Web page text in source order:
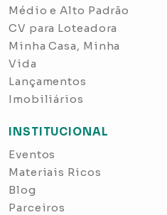
Médio e Alto Padrão
CV para Loteadora
Minha Casa, Minha
Vida
Lançamentos
Imobiliários
INSTITUCIONAL
Eventos
Materiais Ricos
Blog
Parceiros